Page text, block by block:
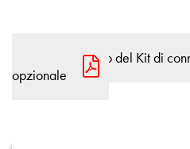
Manuale d'uso del Kit di
opzionale